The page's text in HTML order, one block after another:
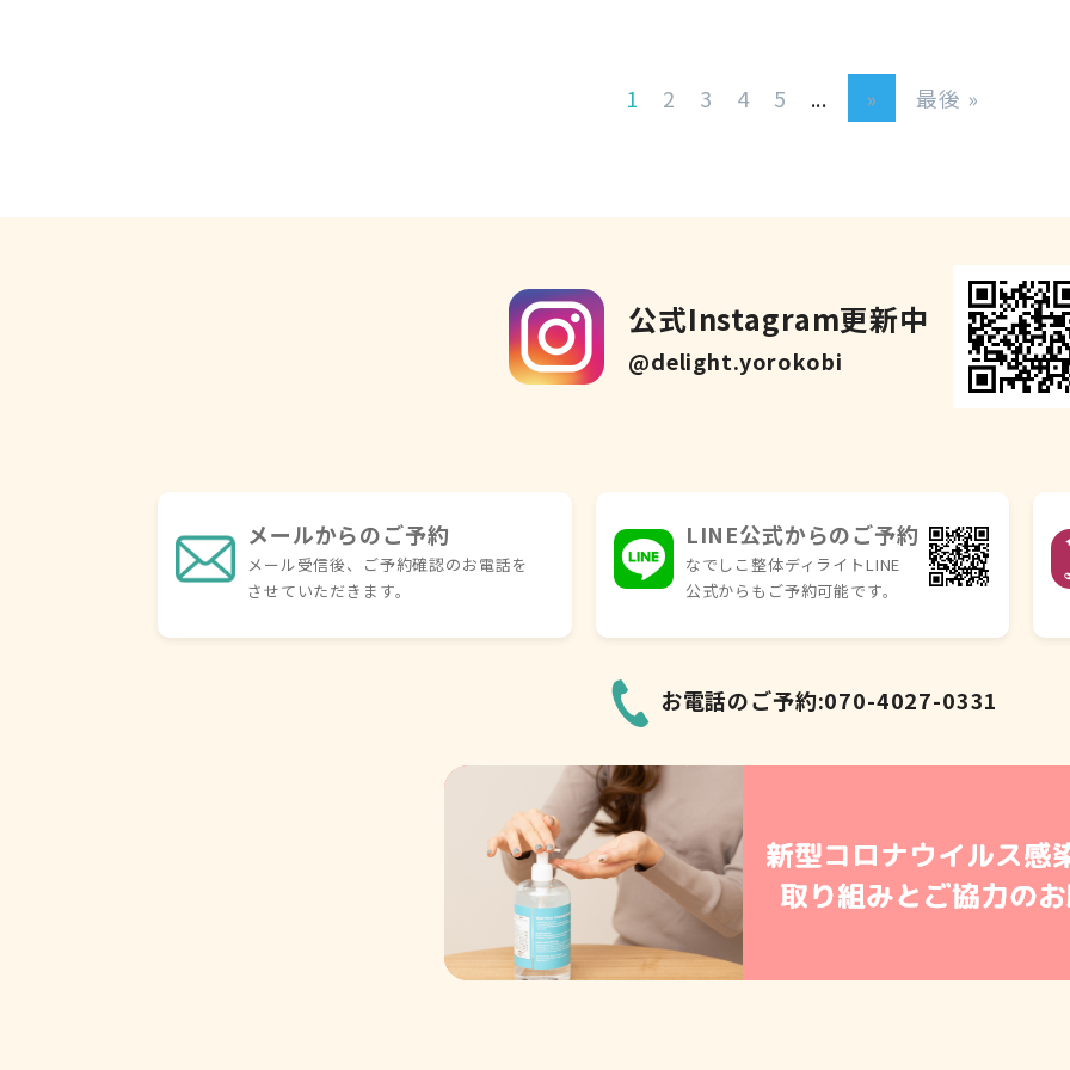
1 2 3 4 5 ... » 最後 »
公式Instagram更新中
@delight.yorokobi
メールからのご予約
メール受信後、ご予約確認のお電話を
させていただきます。
LINE公式からのご予約
なでしこ整体ディライトLINE
公式からもご予約可能です。
お電話のご予約:070-4027-0331